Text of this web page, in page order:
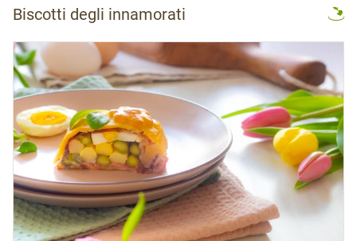
Biscotti degli innamorati